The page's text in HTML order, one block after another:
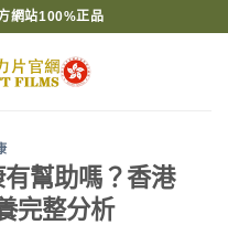
網站100%正品
幫助嗎？香港
完整分析